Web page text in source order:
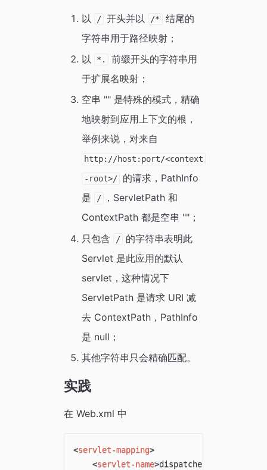
以 / 开头并以 /*
结尾的
字符串用于路径映射；
以
*.
前缀开头的字符串用
于扩展名映射；
空串 "" 是特殊的模式，精确
地映射到应用上下文的根，
举例来说，对来自
http://host:port/<context
-root>/
的请求，PathInfo
是
/
，ServletPath 和
ContextPath 都是空串 ""；
只包含
/
的字符串表明此
Servlet 是此应用的默认
servlet，这种情况下
ServletPath 是请求 URI 减
去 ContextPath，PathInfo
是 null；
其他字符串只会精确匹配。
实践
在 Web.xml 中
<servlet-mapping>
<servlet-name>dispatcher